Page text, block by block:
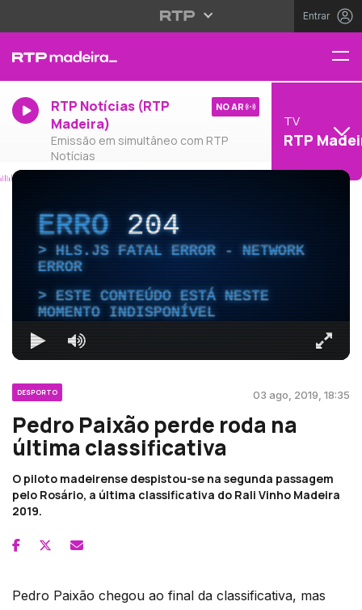
Entrar
RTP Notícias (RTP
Madeira)
Emissão em simultâneo com RTP
Notícias
NO AR
TV
RTP
ERRO204
HLS.JS FATAL ERROR - NETWORK
ERROR
ESTE CONTEÚDO ESTÁ NESTE
MOMENTO INDISPONÍVEL
DESPORTO 03 ago, 2019, 18:35
Pedro Paixão perde roda na
última classificativa
O piloto madeirense despistou-se na segunda passagem
pelo Rosário, a última classificativa do Rali Vinho Madeira
2019.
Pedro Paixão chegou ao final da classificativa, mas